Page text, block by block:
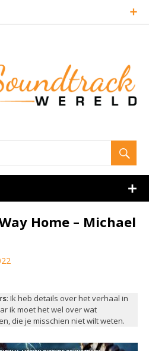
Home – Michael
: Ik heb details over het verhaal in
ik moet het wel over wat
die je misschien niet wilt weten.